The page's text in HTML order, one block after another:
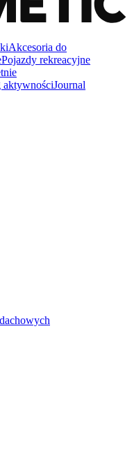
Akcesoria do
Pojazdy rekreacyjne
aktywnościJournal